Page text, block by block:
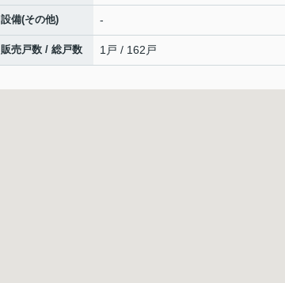
設備(その他) -
販売戸数 / 総戸数 1戸 / 162戸